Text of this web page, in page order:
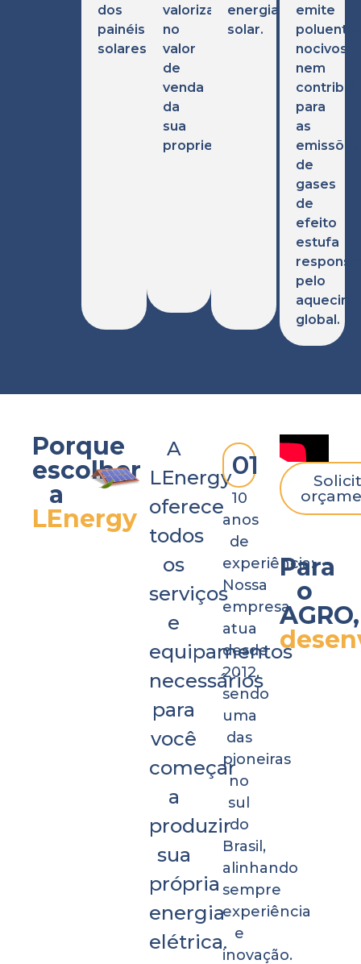
dos
painéis
solares.
valorização
no
valor
de
venda
da
sua
propriedade.
energia
solar.
emite
nocivos
nem
contribui
para
as
emissões
de
gases
de
efeito
estufa
pelo
global.
Porque
escolher
a
LEnergy
A
LEnergy
oferece
todos
os
serviços
e
equipamentos
necessários
para
você
começar
a
produzir
sua
própria
energia
elétrica.
01
10
anos
de
experiência:
Nossa
empresa
atua
desde
2012,
sendo
uma
das
pioneiras
no
sul
do
Brasil,
alinhando
sempre
experiência
e
inovação.
Para
o
AGRO,